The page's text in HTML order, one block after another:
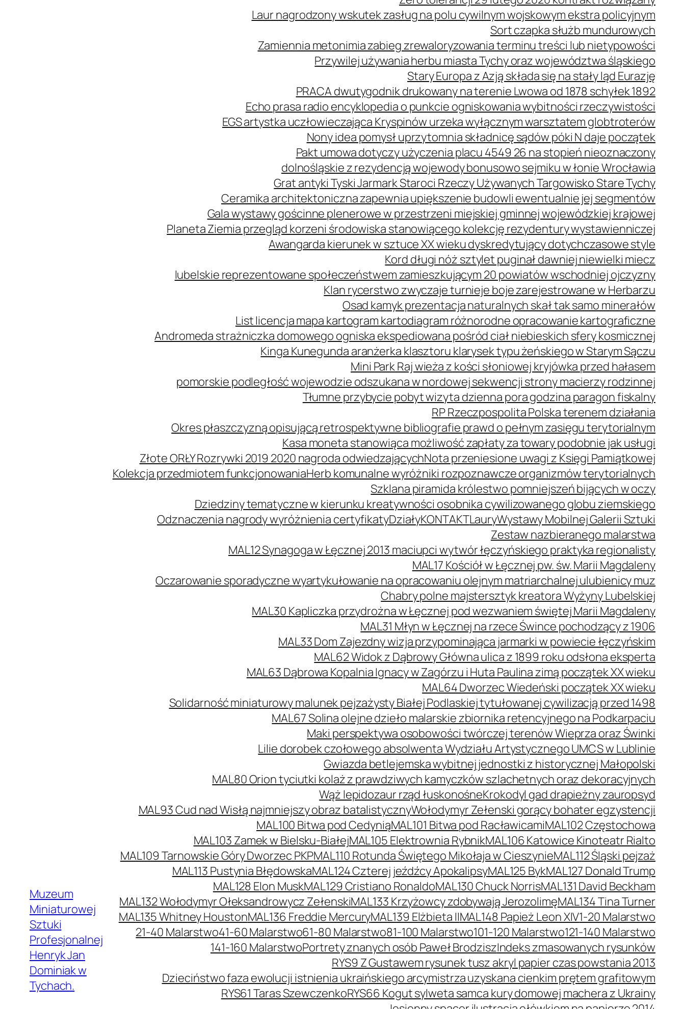
Muzeum
Miniaturowej
Sztuki
Profesjonalnej
Henryk Jan
Dominiak w
Tychach.
Laur nagrodzony wskutek zasług na polu cywilnym wojskowym ekstra policyjnym
Sort czapka służb mundurowych
Zamiennia metonimia zabieg zrewaloryzowania terminu treści lub nietypowości
Przywilej używania herbu miasta Tychy oraz województwa śląskiego
Stary Europa z Azją składa się na stały ląd Eurazję
PRACA dwutygodnik drukowany na terenie Lwowa od 1878 schyłek 1892
Echo prasa radio encyklopedia o punkcie ogniskowania wybitności rzeczywistości
EGS artystka uczłowieczająca Kryspinów urzeka wyłącznym warsztatem globtroterów
Nony idea pomysł uprzytomnia składnicę sądów póki N daje początek
Pakt umowa dotyczy użyczenia placu 4549 26 na stopień nieoznaczony
dolnośląskie z rezydencją wojewody bonusowo sejmiku w łonie Wrocławia
Grat antyki Tyski Jarmark Staroci Rzeczy Używanych Targowisko Stare Tychy
Ceramika architektoniczna zapewnia upiększenie budowli ewentualnie jej segmentów
Gala wystawy gościnne plenerowe w przestrzeni miejskiej gminnej wojewódzkiej krajowej
Planeta Ziemia przegląd korzeni środowiska stanowiącego kolekcję rezydentury wystawienniczej
Awangarda kierunek w sztuce XX wieku dyskredytujący dotychczasowe style
Kord długi nóż sztylet puginał dawniej niewielki miecz
lubelskie reprezentowane społeczeństwem zamieszkującym 20 powiatów wschodniej ojczyzny
Klan rycerstwo zwyczaje turnieje boje zarejestrowane w Herbarzu
Osad kamyk prezentacja naturalnych skał tak samo minerałów
List licencja mapa kartogram kartodiagram różnorodne opracowanie kartograficzne
Andromeda strażniczka domowego ogniska ekspediowana pośród ciał niebieskich sfery kosmicznej
Kinga Kunegunda aranżerka klasztoru klarysek typu żeńskiego w Starym Sączu
Mini Park Raj wieża z kości słoniowej kryjówka przed hałasem
pomorskie podległość wojewodzie odszukana w nordowej sekwencji strony macierzy rodzinnej
Tłumne przybycie pobyt wizyta dzienna pora godzina paragon fiskalny
RP Rzeczpospolita Polska terenem działania
Okres płaszczyzną opisującą retrospektywne bibliografie prawd o pełnym zasięgu terytorialnym
Kasa moneta stanowiąca możliwość zapłaty za towary podobnie jak usługi
Złote ORŁY Rozrywki 2019 2020 nagroda odwiedzającychNota przeniesione uwagi z Księgi Pamiątkowej
Kolekcja przedmiotem funkcjonowaniaHerb komunalne wyróżniki rozpoznawcze organizmów terytorialnych
Szklana piramida królestwo pomniejszeń bijących w oczy
Dziedziny tematyczne w kierunku kreatywności osobnika cywilizowanego globu ziemskiego
Odznaczenia nagrody wyróżnienia certyfikatyDziałyKONTAKTLauryWystawy Mobilnej Galerii Sztuki
Zestaw nazbieranego malarstwa
MAL12 Synagoga w Łęcznej 2013 maciupci wytwór łęczyńskiego praktyka regionalisty
MAL17 Kościół w Łęcznej pw. św. Marii Magdaleny
Oczarowanie sporadyczne wyartykułowanie na opracowaniu olejnym matriarchalnej ulubienicy muz
Chabry polne majstersztyk kreatora Wyżyny Lubelskiej
MAL30 Kapliczka przydrożna w Łęcznej pod wezwaniem świętej Marii Magdaleny
MAL31 Młyn w Łęcznej na rzece Śwince pochodzący z 1906
MAL33 Dom Zajezdny wizja przypominająca jarmarki w powiecie łęczyńskim
MAL62 Widok z Dąbrowy Główna ulica z 1899 roku odsłona eksperta
MAL63 Dąbrowa Kopalnia Ignacy w Zagórzu i Huta Paulina zimą początek XX wieku
MAL64 Dworzec Wiedeński początek XX wieku
Solidarność miniaturowy malunek pejzażysty Białej Podlaskiej tytułowanej cywilizacją przed 1498
MAL67 Solina olejne dzieło malarskie zbiornika retencyjnego na Podkarpaciu
Maki perspektywa osobowości twórczej terenów Wieprza oraz Świnki
Lilie dorobek czołowego absolwenta Wydziału Artystycznego UMCS w Lublinie
Gwiazda betlejemska wybitnej jednostki z historycznej Małopolski
MAL80 Orion tyciutki kolaż z prawdziwych kamyczków szlachetnych oraz dekoracyjnych
Wąż lepidozaur rząd łuskonośneKrokodyl gad drapieżny zauropsyd
MAL93 Cud nad Wisłą najmniejszy obraz batalistycznyWołodymyr Zełenski gorący bohater egzystencji
MAL100 Bitwa pod CedyniąMAL101 Bitwa pod RacławicamiMAL102 Częstochowa
MAL103 Zamek w Bielsku-BiałejMAL105 Elektrownia RybnikMAL106 Katowice Kinoteatr Rialto
MAL109 Tarnowskie Góry Dworzec PKPMAL110 Rotunda Świętego Mikołaja w CieszynieMAL112 Śląski pejzaż
MAL113 Pustynia BłędowskaMAL124 Czterej jeźdźcy ApokalipsyMAL125 BykMAL127 Donald Trump
MAL128 Elon MuskMAL129 Cristiano RonaldoMAL130 Chuck NorrisMAL131 David Beckham
MAL132 Wołodymyr Ołeksandrowycz ZełenskiMAL133 Krzyżowcy zdobywają JerozolimęMAL134 Tina Turner
MAL135 Whitney HoustonMAL136 Freddie MercuryMAL139 Elżbieta IIMAL148 Papież Leon XIV1-20 Malarstwo
21-40 Malarstwo41-60 Malarstwo61-80 Malarstwo81-100 Malarstwo101-120 Malarstwo121-140 Malarstwo
141-160 MalarstwoPortrety znanych osób Paweł BrodziszIndeks zmasowanych rysunków
RYS9 Z Gustawem rysunek tusz akryl papier czas powstania 2013
Dzieciństwo faza ewolucji istnienia ukraińskiego arcymistrza uzyskana cienkim prętem grafitowym
RYS61 Taras SzewczenkoRYS66 Kogut sylweta samca kury domowej machera z Ukrainy